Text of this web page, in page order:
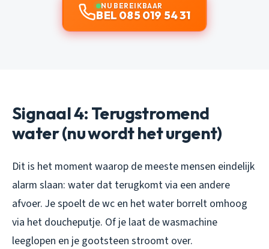
NU BEREIKBAAR
BEL 085 019 54 31
Signaal 4: Terugstromend
water (nu wordt het urgent)
Dit is het moment waarop de meeste mensen eindelijk
alarm slaan: water dat terugkomt via een andere
afvoer. Je spoelt de wc en het water borrelt omhoog
via het doucheputje. Of je laat de wasmachine
leeglopen en je gootsteen stroomt over.